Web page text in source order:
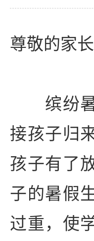
尊敬的家长
缤纷暑
接孩子归
孩子有了
子的暑假
过重，使